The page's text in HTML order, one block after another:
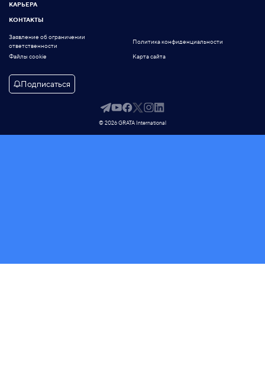
КАРЬЕРА
КОНТАКТЫ
Заявление об ограничении
ответственности
Политика конфиденциальности
Файлы cookie Карта сайта
Подписаться
© 2026 GRATA International